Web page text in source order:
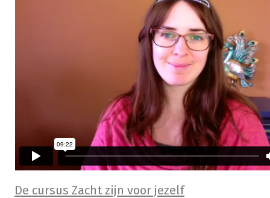
De cursus Zacht zijn voor jezelf